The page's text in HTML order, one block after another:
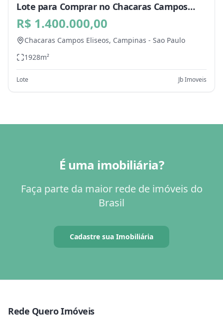
Lote para Comprar no Chacaras Campos
Eliseos, Campinas - SP
R$ 1.400.000,00
Chacaras Campos Eliseos, Campinas - Sao Paulo
1928m²
Lote Jb Imoveis
É uma imobiliária?
Faça parte da maior rede de imóveis do
Brasil
Cadastre sua Imobiliária
Rede Quero Imóveis